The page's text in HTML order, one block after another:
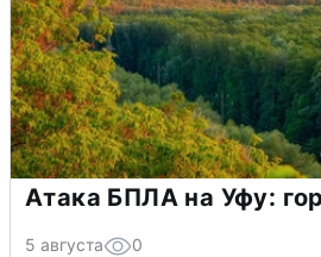
Атака БПЛА на Уфу:
5 августа 0